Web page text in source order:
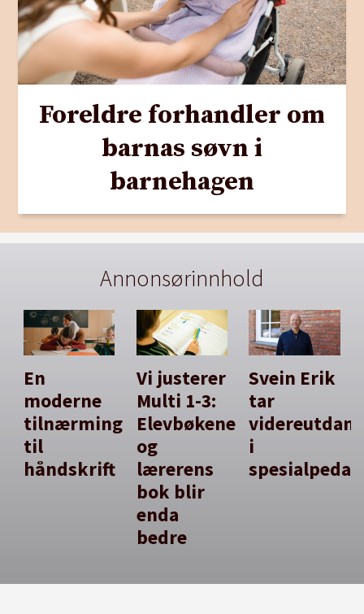
Foreldre forhandler om
barnas søvn i
barnehagen
Annonsørinnhold
En
moderne
tilnærming
til
håndskrift
Vi justerer
Multi 1-3:
Elevbøkene
og
lærerens
bok blir
enda
bedre
Svein Erik
tar
i